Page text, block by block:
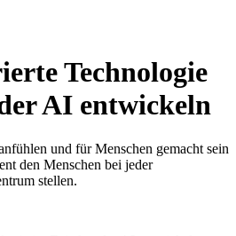
Technologie
AI entwickeln
und für Menschen gemacht sein
den Menschen bei jeder
stellen.